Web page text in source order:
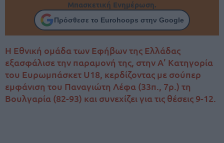
Μπασκετική Ενημέρωση.
Πρόσθεσε το Eurohoops στην Google
Η Εθνική ομάδα των Εφήβων της Ελλάδας
εξασφάλισε την παραμονή της, στην Α’ Κατηγορία
του Ευρωμπάσκετ U18, κερδίζοντας με σούπερ
εμφάνιση του Παναγιώτη Λέφα (33π., 7ρ.) τη
Βουλγαρία (82-93) και συνεχίζει για τις θέσεις 9-12.